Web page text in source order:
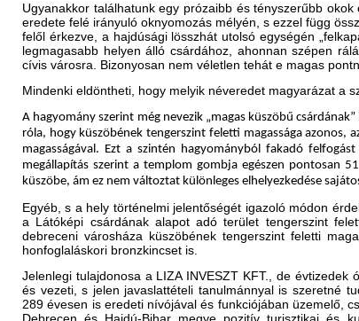
Ugyanakkor találhatunk egy prózaibb és tényszerűbb
eredete felé irányuló oknyomozás mélyén, s ezzel függ
felől érkezve, a hajdúsági lösszhát utolsó egységén
legmagasabb helyen álló csárdához, ahonnan szépen
cívis városra. Bizonyosan nem véletlen tehát e magas
Mindenki eldöntheti, hogy melyik néveredet magyarázat a
A hagyomány szerint még nevezik „magas küszöbű
róla, hogy küszöbének tengerszint feletti magassága azonos,
magasságával. Ezt a szintén hagyományból fakadó
megállapítás szerint a templom gombja egészen pontosan
küszöbe, ám ez nem változtat különleges elhelyezkedése
Egyéb, s a hely történelmi jelentőségét igazoló módon
a Látóképi csárdának alapot adó terület tengerszint
debreceni városháza küszöbének tengerszint feletti
honfoglaláskori bronzkincset is.
Jelenlegi tulajdonosa a LIZA INVESZT KFT., de
és vezeti, s jelen javaslattételi tanulmánnyal is szeretné
289 évesen is eredeti nívójával és funkciójában üzemelő,